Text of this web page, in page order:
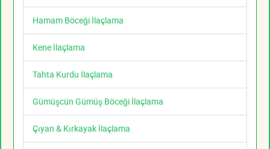
Hamam Böceği İlaçlama
Kene İlaçlama
Tahta Kurdu İlaçlama
Gümüşcün Gümüş Böceği İlaçlama
Çıyan & Kırkayak İlaçlama